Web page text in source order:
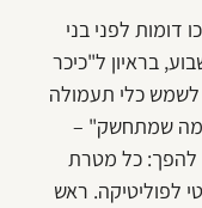
דומות לפני בני
בראיון ל"כיכר
כלי תעמולה
מה שמתחשק" –
להפך: כל מטרת
לפוליטיקה. ראש